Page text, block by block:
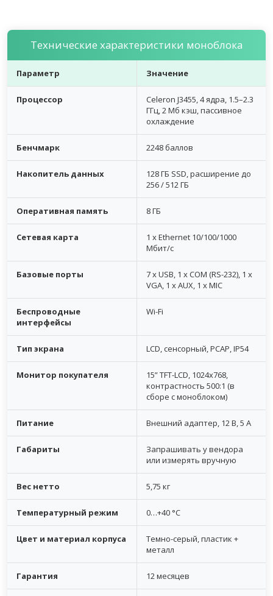
Технические характеристики моноблока
Параметр Значение
Процессор
Celeron J3455, 4 ядра, 1.5–2.3
ГГц, 2 Мб кэш, пассивное
охлаждение
Бенчмарк 2248 баллов
Накопитель данных
128 ГБ SSD, расширение до
256 / 512 ГБ
Оперативная память 8 ГБ
Сетевая карта
1 x Ethernet 10/100/1000
Мбит/с
Базовые порты
7 x USB, 1 x COM (RS-232), 1 x
VGA, 1 x AUX, 1 x MIC
Беспроводные
интерфейсы
Wi-Fi
Тип экрана LCD, сенсорный, PCAP, IP54
Монитор покупателя
15” TFT-LCD, 1024x768,
контрастность 500:1 (в
сборе с моноблоком)
Питание Внешний адаптер, 12 В, 5 А
Габариты
Запрашивать у вендора
или измерять вручную
Вес нетто 5,75 кг
Температурный режим 0…+40 °C
Цвет и материал корпуса
Темно-серый, пластик +
металл
Гарантия 12 месяцев